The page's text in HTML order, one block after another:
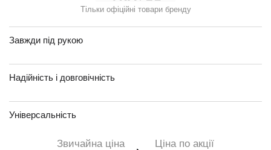
Тільки офіційні товари бренду
Завжди під рукою
Надійність і довговічність
Універсальність
Звичайна ціна Ціна по акції